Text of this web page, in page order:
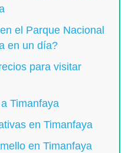
el Parque Nacional
en un día?
para visitar
Timanfaya
en Timanfaya
en Timanfaya